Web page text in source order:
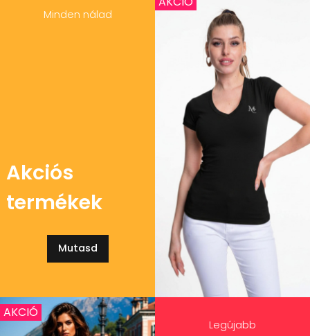
Minden nálad
Akciós
termékek
Mutasd
Legújabb
AKCIÓ